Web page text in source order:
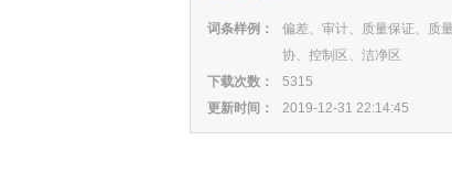
词条样例：
偏差、审计、质量保证、质
协、控制区、洁净区
下载次数：
5315
更新时间：
2019-12-31 22:14:45